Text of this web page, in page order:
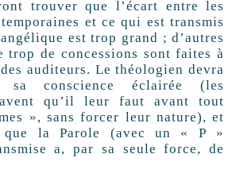
trouver que l’écart entre les
et ce qui est transmis
est trop grand ; d’autres
trop de concessions sont faites à
auditeurs. Le théologien devra
sa conscience éclairée (les
qu’il leur faut avant tout
», sans forcer leur nature), et
la Parole (avec un « P »
a, par sa seule force, de